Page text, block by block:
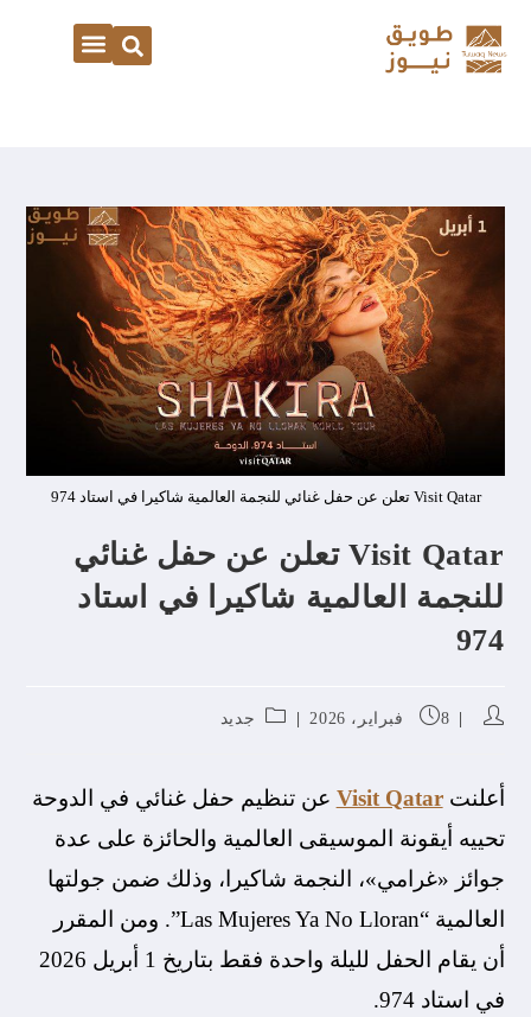
Visit Qatar تعلن عن حفل غنائي للنجمة العالمية شاكيرا في استاد 974
Visit Qatar تعلن عن حفل غنائي
للنجمة العالمية شاكيرا في استاد
974
8 فبراير، 2026 جديد
أعلنتVisit Qatar عن تنظيم حفل غنائي في الدوحة
تحييه أيقونة الموسيقى العالمية والحائزة على عدة
جوائز «غرامي»، النجمة شاكيرا، وذلك ضمن جولتها
العالمية “Las Mujeres Ya No Lloran”. ومن المقرر
أن يقام الحفل لليلة واحدة فقط بتاريخ 1 أبريل 2026
في استاد 974.